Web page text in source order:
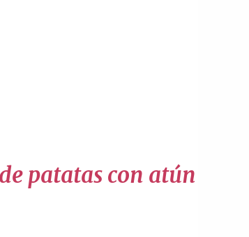
patatas con atún